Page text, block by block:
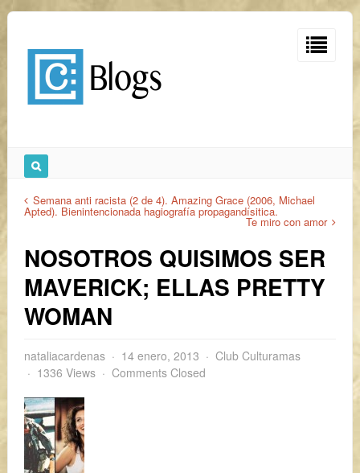
Semana anti racista (2 de 4). Amazing Grace (2006, Michael
Apted). Bienintencionada hagiografía propagandísitica.
Te miro con amor
NOSOTROS QUISIMOS SER
MAVERICK; ELLAS PRETTY
WOMAN
nataliacardenas 14 enero, 2013
Club Culturamas
1336 Views
Comments Closed